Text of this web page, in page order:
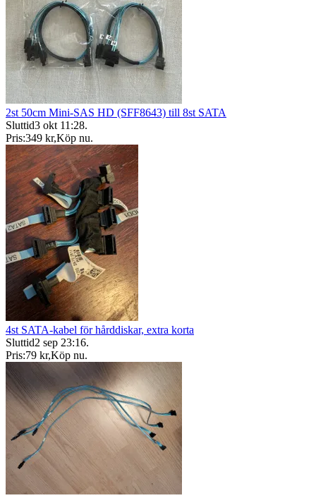
2st 50cm Mini-SAS HD (SFF8643) till 8st SATA
Sluttid3 okt 11:28.
Pris:349 kr,Köp nu.
4st SATA-kabel för hårddiskar, extra korta
Sluttid2 sep 23:16.
Pris:79 kr,Köp nu.